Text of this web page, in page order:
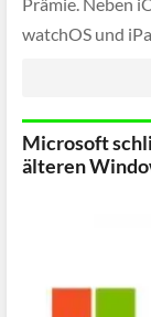
Prämie. Neben
watchOS und
Microsoft
älteren